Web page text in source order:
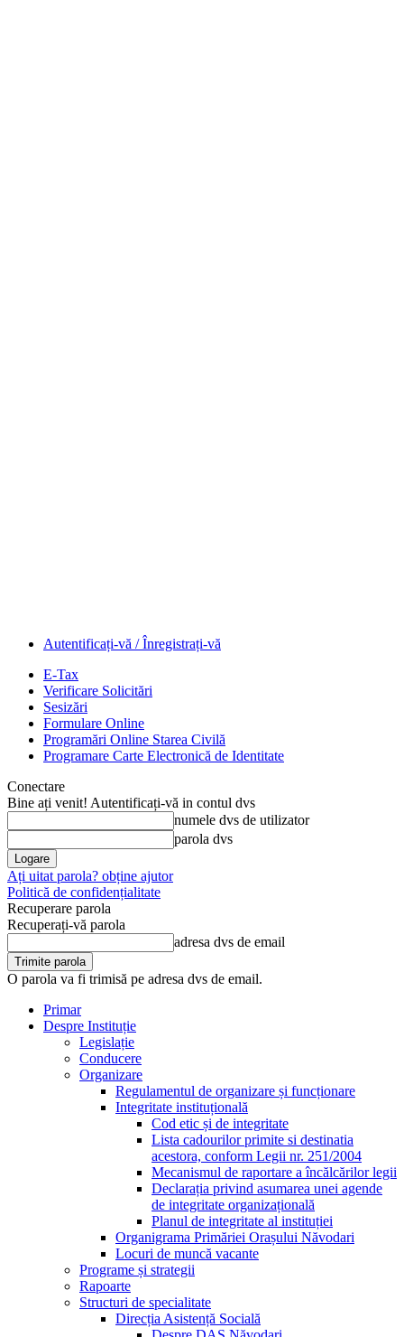
Autentificați-vă / Înregistrați-vă
E-Tax
Verificare Solicitări
Sesizări
Formulare Online
Programări Online Starea Civilă
Programare Carte Electronică de Identitate
Conectare
Bine ați venit! Autentificați-vă in contul dvs
numele dvs de utilizator
parola dvs
Ați uitat parola? obține ajutor
Politică de confidențialitate
Recuperare parola
Recuperați-vă parola
adresa dvs de email
O parola va fi trimisă pe adresa dvs de email.
Primar
Despre Instituție
Legislație
Conducere
Organizare
Regulamentul de organizare și funcționare
Integritate instituțională
Cod etic și de integritate
Lista cadourilor primite si destinatia
acestora, conform Legii nr. 251/2004
Mecanismul de raportare a încălcărilor legii
Declarația privind asumarea unei agende
de integritate organizațională
Planul de integritate al instituției
Organigrama Primăriei Orașului Năvodari
Locuri de muncă vacante
Programe și strategii
Rapoarte
Structuri de specialitate
Direcția Asistență Socială